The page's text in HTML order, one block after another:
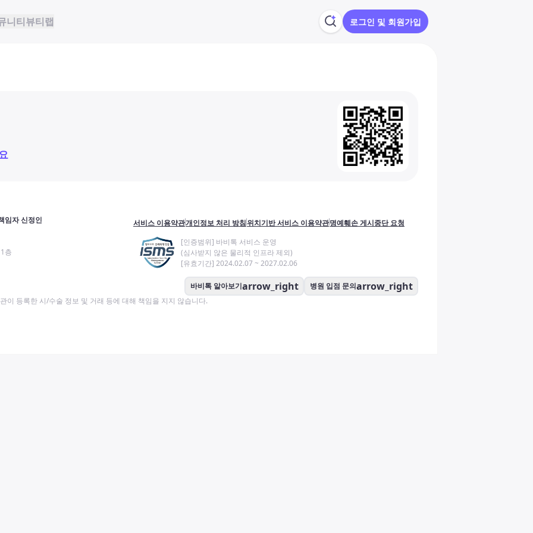
니티뷰티랩 로그인 및 회원가입
임자 신정인
층
서비스 이용약관개인정보 처리 방침위치기반 서비스 이용약관명예훼손 게시중단 요청
[인증범위] 바비톡 서비스 운영
(심사받지 않은 물리적 인프라 제외)
[유효기간] 2024.02.07 ~ 2027.02.06
바비톡 알아보기arrow_right 병원 입점 문의arrow_right
이 등록한 시/수술 정보 및 거래 등에 대해 책임을 지지 않습니다.